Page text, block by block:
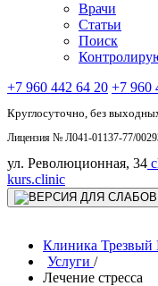
Врачи
Статьи
Поиск
+7 960 442 64 20 +7 960
Круглосуточно, без
Лицензия № Л041-01137-77/
ул. Революционная, 34
kurs.clinic
Клиника Трезвый
Услуги /
Лечение стресса